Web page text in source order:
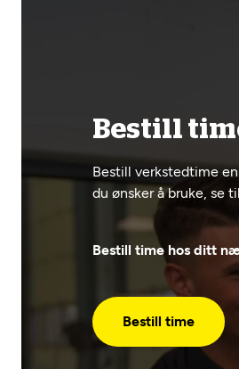
Bestill
Bestill verkstedtime
du ønsker å bruke, se
Bestill time hos ditt
Bestill time